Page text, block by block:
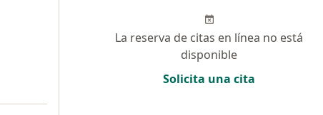
La reserva de citas en línea no está
disponible
Solicita una cita